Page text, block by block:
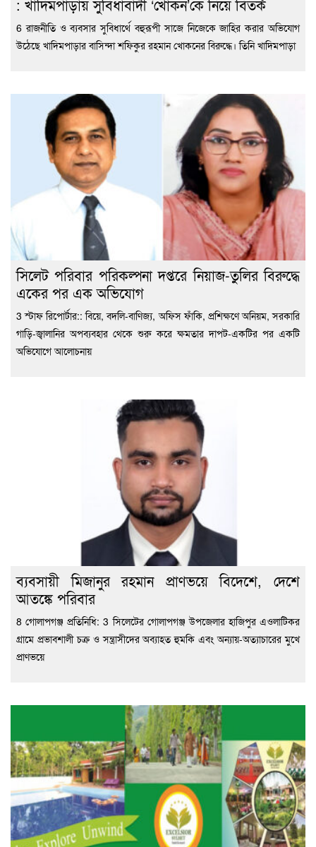
: খাদিমপাড়ায় সুবিধাবাদী ‘খোকন’কে নিয়ে বিতর্ক
6 রাজনীতি ও ব্যবসার সুবিধার্থে বহুরূপী সাজে নিজেকে জাহির করার অভিযোগ
উঠেছে খাদিমপাড়ার বাসিন্দা শফিকুর রহমান খোকনের বিরুদ্ধে। তিনি খাদিমপাড়া
সিলেট পরিবার পরিকল্পনা দপ্তরে নিয়াজ-তুলির বিরুদ্ধে
একের পর এক অভিযোগ
3 স্টাফ রিপোর্টার:: বিয়ে, বদলি-বাণিজ্য, অফিস ফাঁকি, প্রশিক্ষণে অনিয়ম, সরকারি
গাড়ি-জ্বালানির অপব্যবহার থেকে শুরু করে ক্ষমতার দাপট-একটির পর একটি
অভিযোগে আলোচনায়
ব্যবসায়ী মিজানুর রহমান প্রাণভয়ে বিদেশে, দেশে
আতঙ্কে পরিবার
8 গোলাপগঞ্জ প্রতিনিধি: 3 সিলেটের গোলাপগঞ্জ উপজেলার হাজিপুর এওলাটিকর
গ্রামে প্রভাবশালী চক্র ও সন্ত্রাসীদের অব্যাহত হুমকি এবং অন্যায়-অত্যাচারের মুখে
প্রাণভয়ে